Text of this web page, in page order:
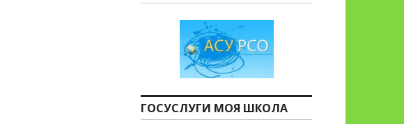
ГОСУСЛУГИ МОЯ ШКОЛА